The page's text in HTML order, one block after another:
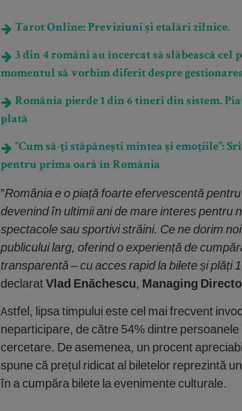
Tarot Online: Previziuni și etalări zilnice.
3 din 4 români au încercat să slăbească cel
momentul să vorbim diferit despre
România pierde 1 din 6 tineri din sistem.
plată
“Cum să-ți stăpânești mintea și emoțiile”:
pentru prima oară în România
”România e o piață foarte efervescentă
devenind în ultimii ani de mare interes pentru
spectacole sau sportivi străini. Ce ne dorim
publicului larg, oferind o experiență de
transparentă – cu acces rapid la bilete și plăți
declaratVlad Enăchescu, Managing
Astfel, lipsa timpului este cel mai frecvent
neparticipare, de către 54% dintre
cercetare. De asemenea, un procent
spune că prețul ridicat al biletelor reprezintă
în a cumpăra bilete la evenimente culturale.